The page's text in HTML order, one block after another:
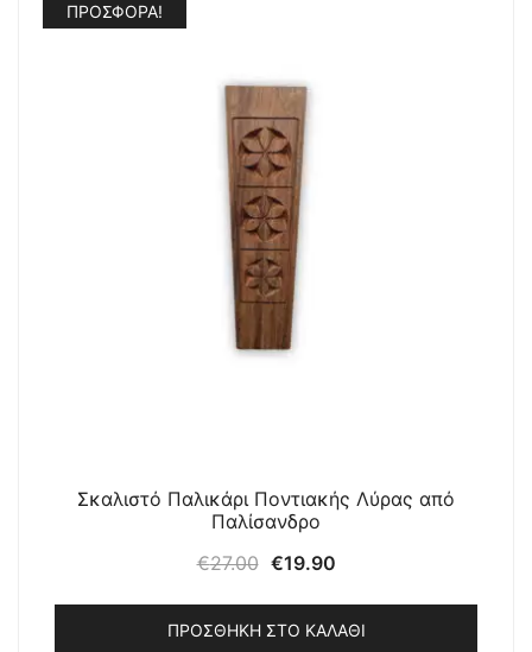
ΠΡΟΣΦΟΡΆ!
Σκαλιστό Παλικάρι Ποντιακής Λύρας από
Παλίσανδρο
€27.00 Original
was:
€19.90Η
τιμή
ΠΡΟΣΘΉΚΗ ΣΤΟ ΚΑΛΆΘΙ